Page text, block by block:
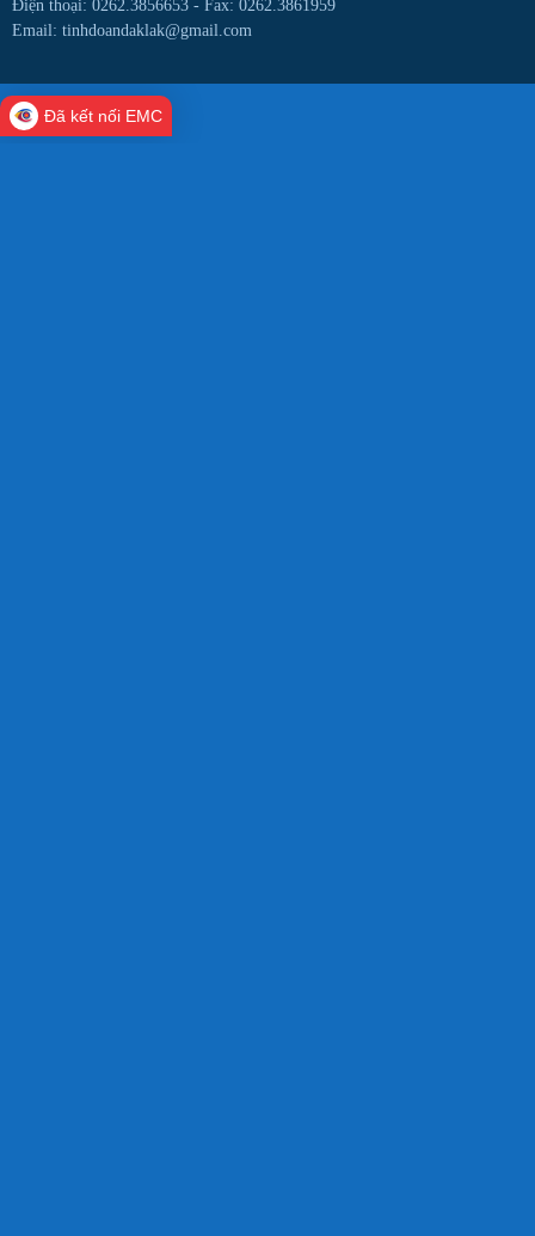
Điện thoại: 0262.3856653 - Fax: 0262.3861959
Email: tinhdoandaklak@gmail.com
Đã kết nối EMC